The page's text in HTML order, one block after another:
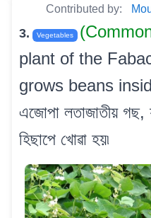
Contributed by:
3. Vegetables
plant of the
grows beans
এজোপা লতাজাতীয় গছ,
হিছাপে খোৱা হয়৷